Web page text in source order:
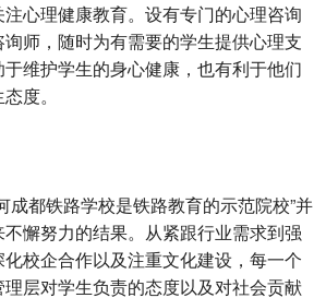
心理健康教育。设有专门的心理咨询
师，随时为有需要的学生提供心理支
维护学生的身心健康，也有利于他们
度。
成都铁路学校是铁路教育的示范院校”并
懈努力的结果。从紧跟行业需求到强
校企合作以及注重文化建设，每一个
层对学生负责的态度以及对社会贡献